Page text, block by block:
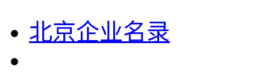
北京企业名录